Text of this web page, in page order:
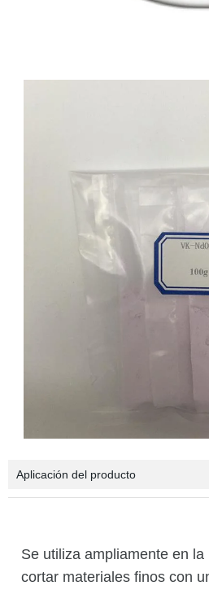
Aplicación del producto
Se utiliza ampliamente en
cortar materiales finos con